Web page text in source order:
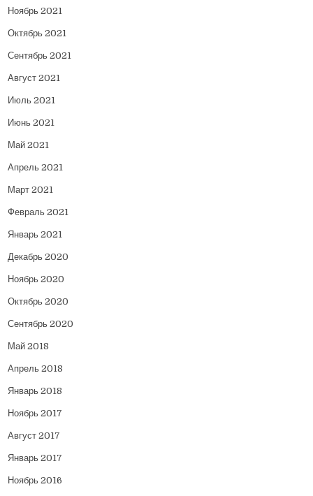
Ноябрь 2021
Октябрь 2021
Сентябрь 2021
Август 2021
Июль 2021
Июнь 2021
Май 2021
Апрель 2021
Март 2021
Февраль 2021
Январь 2021
Декабрь 2020
Ноябрь 2020
Октябрь 2020
Сентябрь 2020
Май 2018
Апрель 2018
Январь 2018
Ноябрь 2017
Август 2017
Январь 2017
Ноябрь 2016